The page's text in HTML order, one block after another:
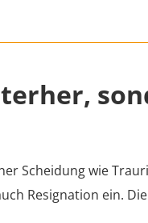
Scheidung wie
Resignation ein.